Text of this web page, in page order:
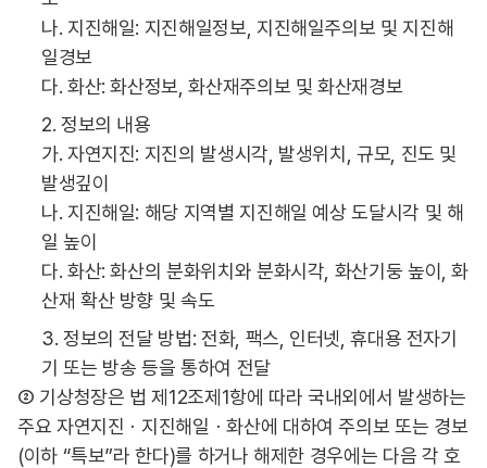
나. 지진해일: 지진해일정보, 지진해일주의보 및 지진해
일경보
다. 화산: 화산정보, 화산재주의보 및 화산재경보
2. 정보의 내용
가. 자연지진: 지진의 발생시각, 발생위치, 규모, 진도 및
발생깊이
나. 지진해일: 해당 지역별 지진해일 예상 도달시각 및 해
일 높이
다. 화산: 화산의 분화위치와 분화시각, 화산기둥 높이, 화
산재 확산 방향 및 속도
3. 정보의 전달 방법: 전화, 팩스, 인터넷, 휴대용 전자기
기 또는 방송 등을 통하여 전달
② 기상청장은 법 제12조제1항에 따라 국내외에서 발생하는
주요 자연지진ㆍ지진해일ㆍ화산에 대하여 주의보 또는 경보
(이하 “특보”라 한다)를 하거나 해제한 경우에는 다음 각 호